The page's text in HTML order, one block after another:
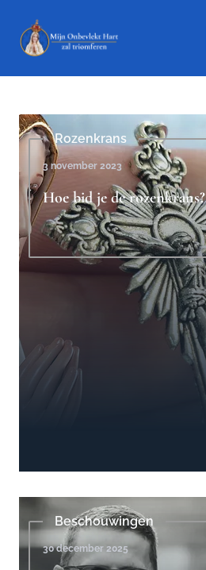
Rozenkrans
3 november 2023
Hoe bid je de rozenkrans?
Beschouwingen
30 december 2025